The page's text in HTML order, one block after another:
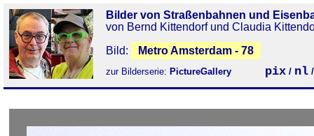
Bilder von Straßenbahnen und
von Bernd Kittendorf und Claudia
Bild:
Metro Amsterdam - 78
zur Bilderserie: PictureGallery pix / nl